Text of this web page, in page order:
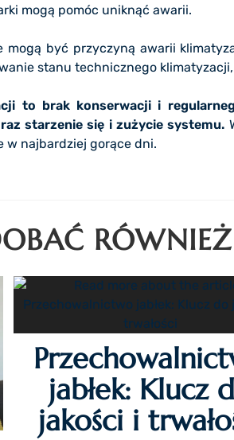
mogą pomóc uniknąć awarii.
mogą być przyczyną awarii
stanu technicznego
to brak konserwacji i
starzenie się i zużycie systemu.
w najbardziej gorące dni.
RÓWNIEŻ
jabłek: Klucz
jakości i